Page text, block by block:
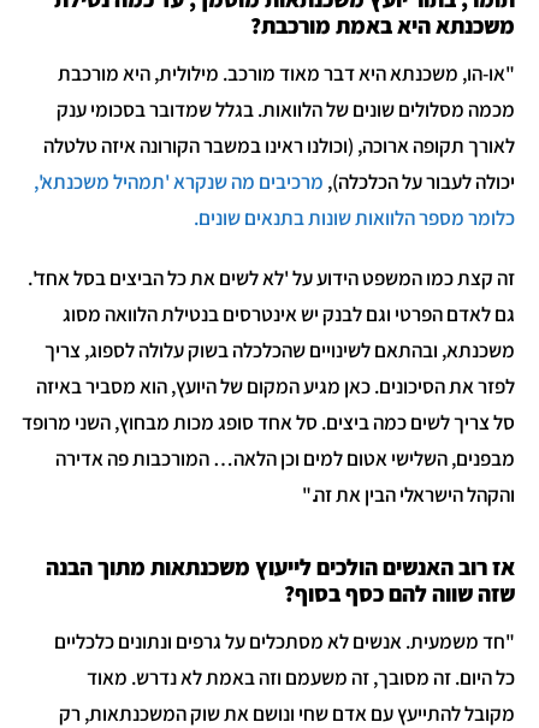
משכנתא היא באמת מורכבת?
"או-הו, משכנתא היא דבר מאוד מורכב. מילולית, היא מורכבת
מכמה מסלולים שונים של הלוואות. בגלל שמדובר בסכומי ענק
לאורך תקופה ארוכה, (וכולנו ראינו במשבר הקורונה איזה טלטלה
יכולה לעבור על הכלכלה), מרכיבים מה שנקרא 'תמהיל משכנתא',
כלומר מספר הלוואות שונות בתנאים שונים.
זה קצת כמו המשפט הידוע על 'לא לשים את כל הביצים בסל אחד'.
גם לאדם הפרטי וגם לבנק יש אינטרסים בנטילת הלוואה מסוג
משכנתא, ובהתאם לשינויים שהכלכלה בשוק עלולה לספוג, צריך
לפזר את הסיכונים. כאן מגיע המקום של היועץ, הוא מסביר באיזה
סל צריך לשים כמה ביצים. סל אחד סופג מכות מבחוץ, השני מרופד
מבפנים, השלישי אטום למים וכן הלאה… המורכבות פה אדירה
והקהל הישראלי הבין את זה."
אז רוב האנשים הולכים לייעוץ משכנתאות מתוך הבנה
שזה שווה להם כסף בסוף?
"חד משמעית. אנשים לא מסתכלים על גרפים ונתונים כלכליים
כל היום. זה מסובך, זה משעמם וזה באמת לא נדרש. מאוד
מקובל להתייעץ עם אדם שחי ונושם את שוק המשכנתאות, רק